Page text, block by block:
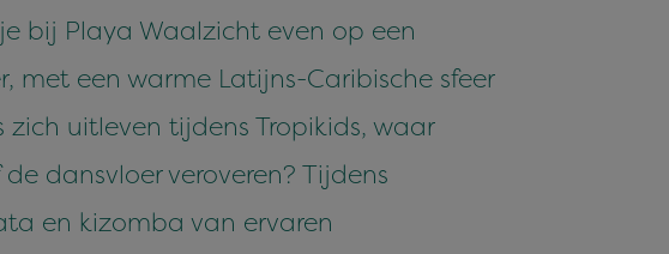
bij Playa Waalzicht even op een
met een warme Latijns-Caribische sfeer
uitleven tijdens Tropikids, waar
dansvloer veroveren? Tijdens
en kizomba van ervaren